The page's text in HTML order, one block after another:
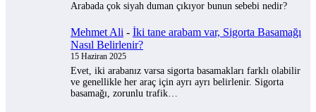
Arabada çok siyah duman çıkıyor bunun sebebi nedir?
Mehmet Ali - İki tane arabam var, Sigorta Basamağı
Nasıl Belirlenir?
15 Haziran 2025
Evet, iki arabanız varsa sigorta basamakları farklı olabilir
ve genellikle her araç için ayrı ayrı belirlenir. Sigorta
basamağı, zorunlu trafik…